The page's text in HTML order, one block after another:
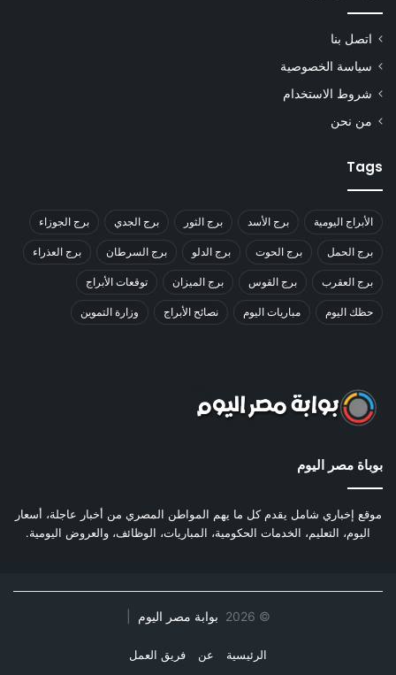
اتصل بنا
سياسة الخصوصية
شروط الاستخدام
من نحن
Tags
الأبراج اليومية برج الأسد برج الثور برج الجدي برج الجوزاء
برج الحمل برج الحوت برج الدلو برج السرطان برج العذراء
برج العقرب برج القوس برج الميزان توقعات الأبراج
حظك اليوم مباريات اليوم نصائح الأبراج وزارة التموين
بوباة مصر اليوم
موقع إخباري شامل يقدم كل ما يهم المواطن المصري من أخبار عاجلة، أسعار
اليوم، التعليم، الخدمات الحكومية، المباريات، الوظائف، والعروض اليومية.
©
2026 بوابة مصر اليوم
الرئيسية عن فريق العمل